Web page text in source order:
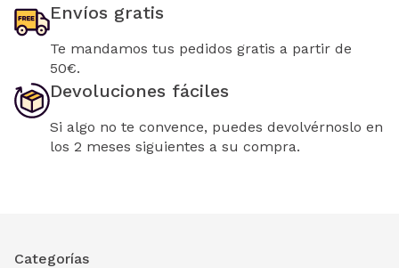
Envíos gratis
Te mandamos tus pedidos gratis a partir de
50€.
Devoluciones fáciles
Si algo no te convence, puedes devolvérnoslo en
los 2 meses siguientes a su compra.
Categorías